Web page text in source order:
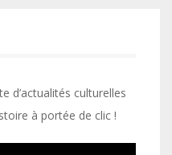
d’actualités culturelles
à portée de clic !